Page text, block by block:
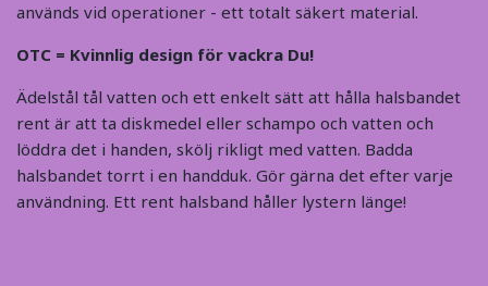
används vid operationer - ett totalt säkert material.
OTC = Kvinnlig design för vackra Du!
Ädelstål tål vatten och ett enkelt sätt att hålla halsbandet
rent är att ta diskmedel eller schampo och vatten och
löddra det i handen, skölj rikligt med vatten. Badda
halsbandet torrt i en handduk. Gör gärna det efter varje
användning. Ett rent halsband håller lystern länge!